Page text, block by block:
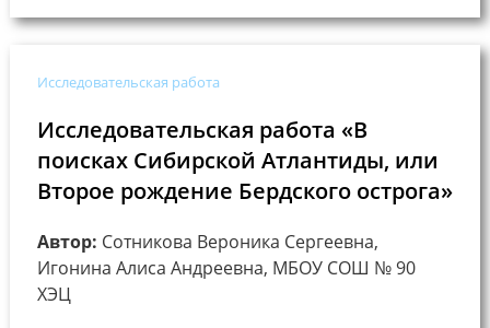
Исследовательская работа
Исследовательская работа «В
поисках Сибирской Атлантиды, или
Второе рождение Бердского острога»
Автор: Сотникова Вероника Сергеевна,
Игонина Алиса Андреевна, МБОУ СОШ № 90
ХЭЦ